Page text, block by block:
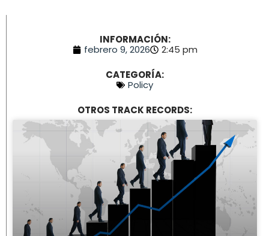
INFORMACIÓN:
febrero 9, 2026
2:45 pm
CATEGORÍA:
Policy
OTROS TRACK RECORDS: